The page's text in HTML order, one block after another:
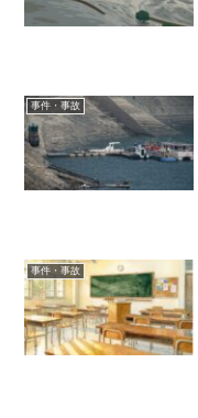
事件・事故
事件・事故